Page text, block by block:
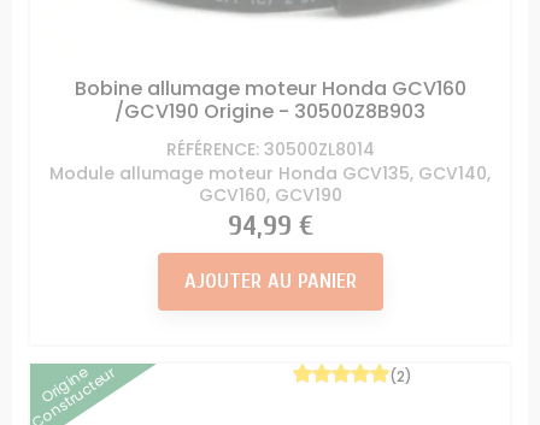
Bobine allumage moteur Honda GCV160
/GCV190 Origine - 30500Z8B903
RÉFÉRENCE: 30500ZL8014
Module allumage moteur Honda GCV135, GCV140,
GCV160, GCV190
Prix
94,99 €
AJOUTER AU PANIER
Origine
Constructeur (2)